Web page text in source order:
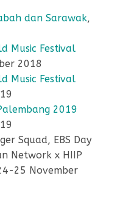
dan Sarawak,
Music Festival
2018
Music Festival
2019
Squad, EBS Day
Network x HIIP
25 November